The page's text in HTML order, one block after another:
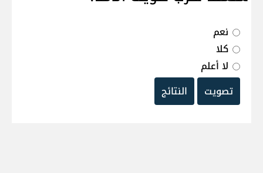
نعم
كلا
لا أعلم
تصويت
النتائج